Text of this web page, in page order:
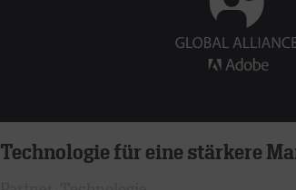
Technologie für eine stärkere